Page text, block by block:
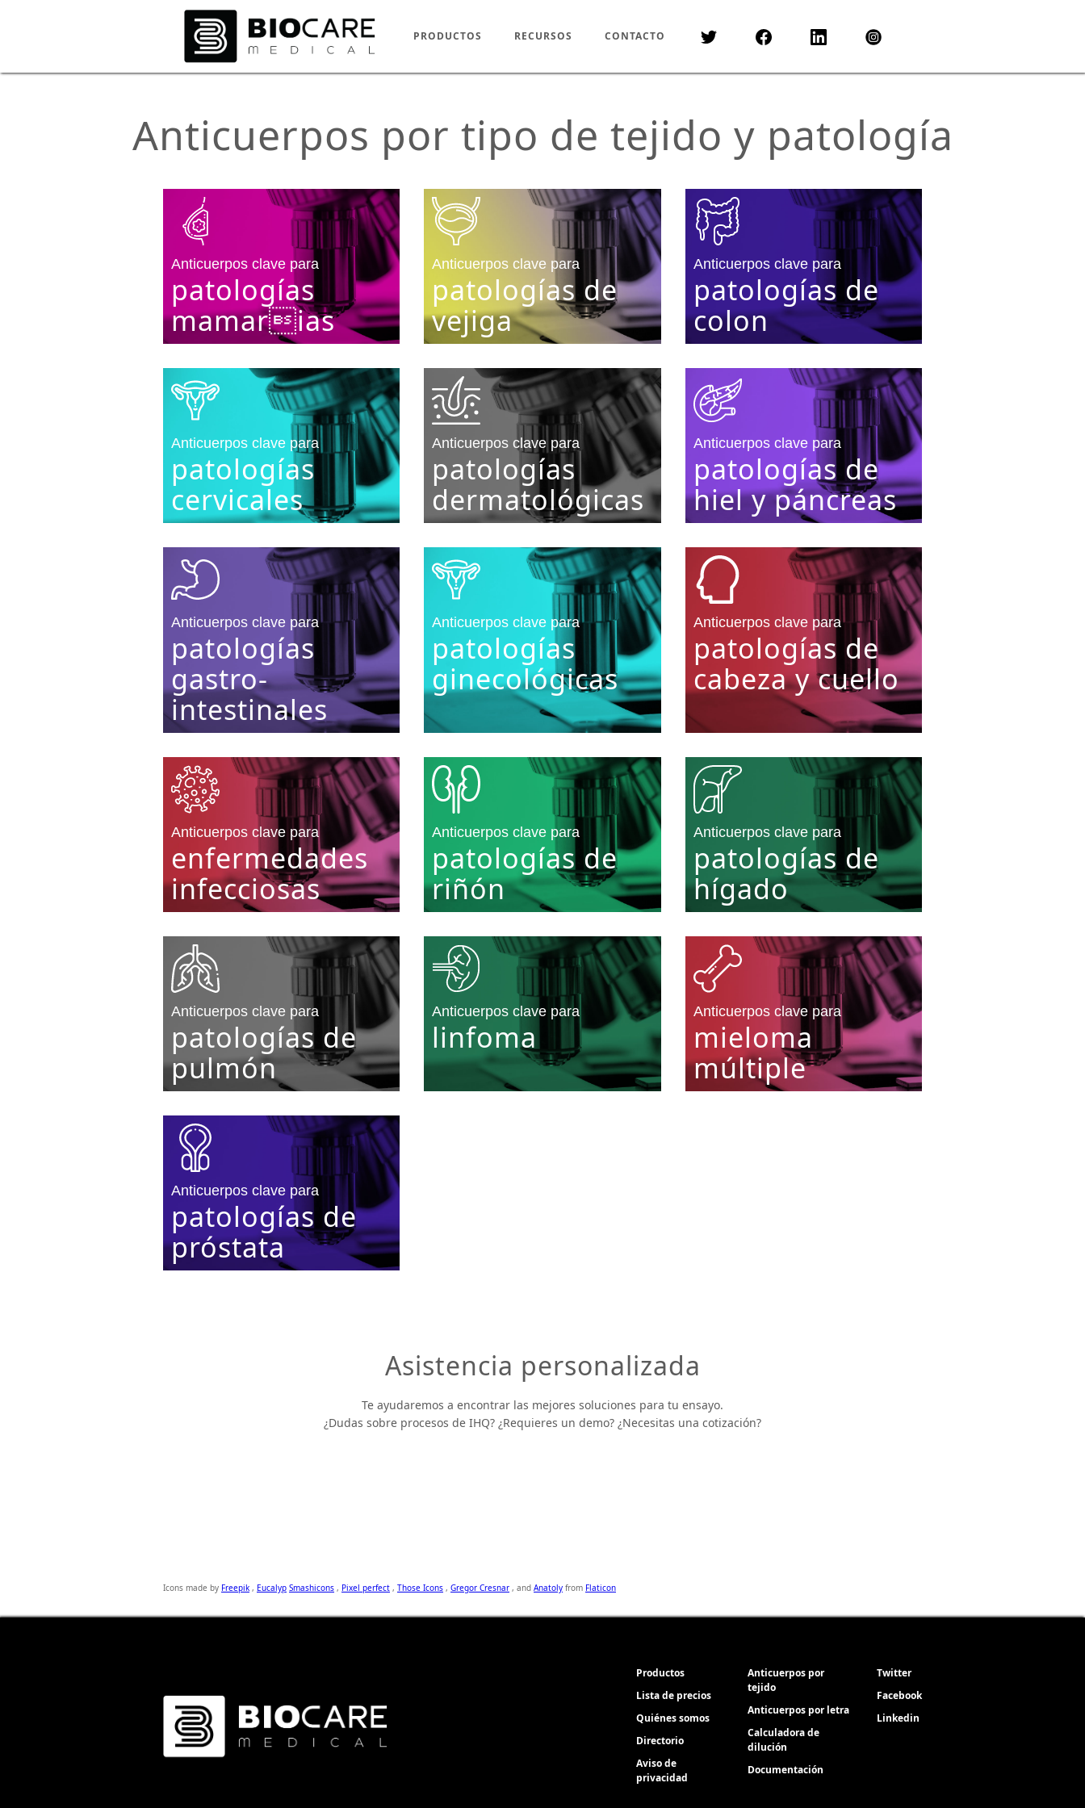
PRODUCTOS RECURSOS CONTACTO
Anticuerpos por tipo de tejido y patología
Anticuerpos clave para
patologías
mamarias
Anticuerpos clave para
patologías de
vejiga
Anticuerpos clave para
patologías de
colon
Anticuerpos clave para
patologías
cervicales
Anticuerpos clave para
patologías
dermatológicas
Anticuerpos clave para
patologías de
hiel y páncreas
Anticuerpos clave para
patologías
gastro-
intestinales
Anticuerpos clave para
patologías
ginecológicas
Anticuerpos clave para
patologías de
cabeza y cuello
Anticuerpos clave para
enfermedades
infecciosas
Anticuerpos clave para
patologías de
riñón
Anticuerpos clave para
patologías de
hígado
Anticuerpos clave para
patologías de
pulmón
Anticuerpos clave para
linfoma
Anticuerpos clave para
mieloma
múltiple
Anticuerpos clave para
patologías de
próstata
Asistencia personalizada
Te ayudaremos a encontrar las mejores soluciones para tu ensayo.
¿Dudas sobre procesos de IHQ? ¿Requieres un demo? ¿Necesitas una cotización?
Icons made by Freepik , Eucalyp Smashicons , Pixel perfect , Those Icons , Gregor Cresnar , and Anatoly from Flaticon
Productos
Lista de precios
Quiénes somos
Directorio
Aviso de
privacidad
Anticuerpos por
tejido
Anticuerpos por letra
Calculadora de
dilución
Documentación
Twitter
Facebook
Linkedin